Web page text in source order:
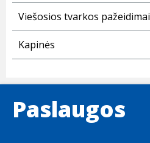
Viešosios tvarkos pažeidimai
Kapinės
Paslaugos